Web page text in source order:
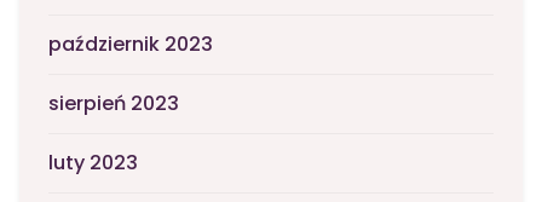
październik 2023
sierpień 2023
luty 2023